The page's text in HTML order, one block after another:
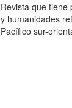
Revista que tiene
y humanidades
Pacífico sur-